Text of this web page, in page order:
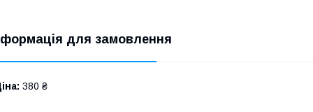
для замовлення
380 ₴